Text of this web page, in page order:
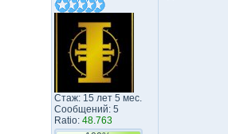
Стаж: 15 лет 5 мес.
Сообщений: 5
Ratio: 48.763